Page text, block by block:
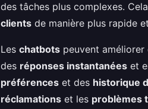
des tâches plus complexes.
clients de manière plus rapide
Les chatbots peuvent améliorer
des réponses instantanées et
préférences et des historique
réclamations et les problèmes